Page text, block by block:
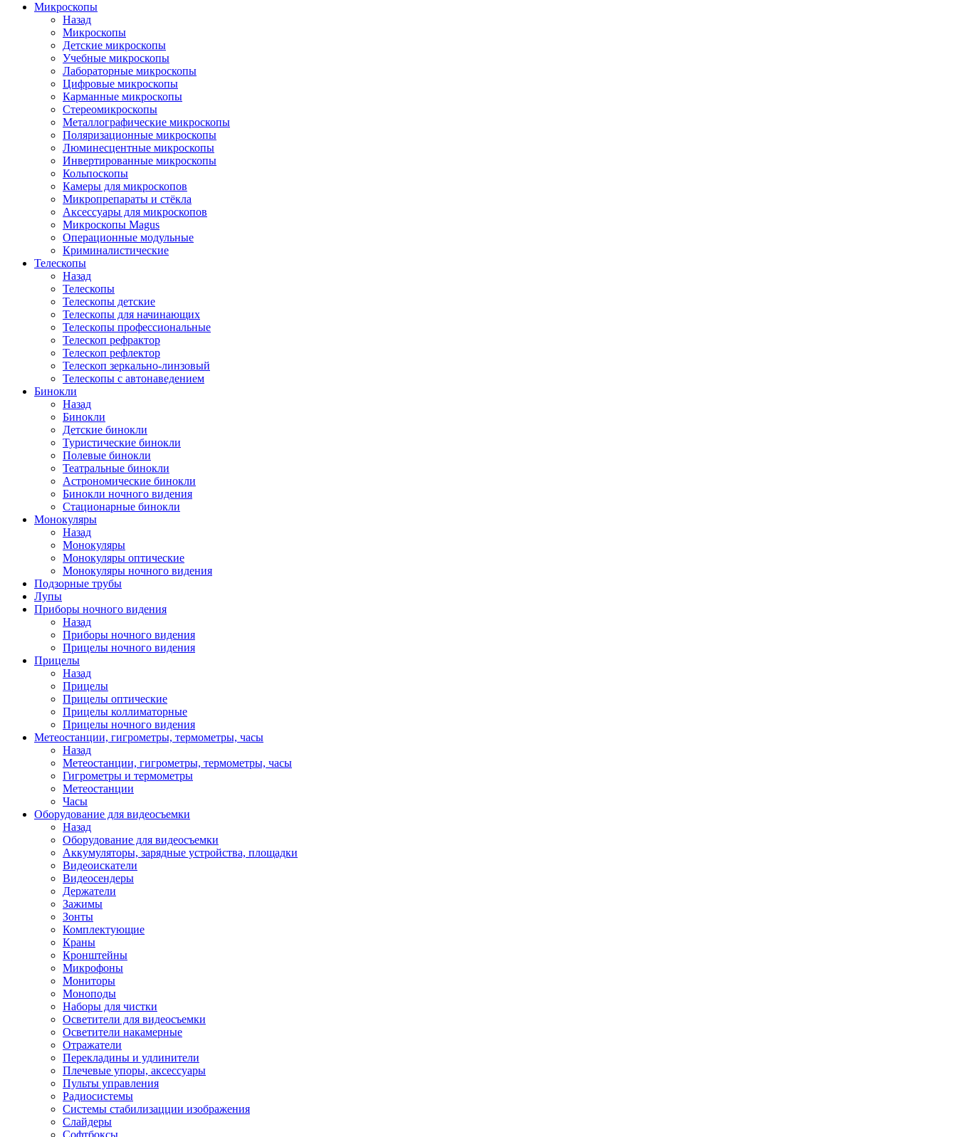
Микроскопы
Назад
Микроскопы
Детские микроскопы
Учебные микроскопы
Лабораторные микроскопы
Цифровые микроскопы
Карманные микроскопы
Стереомикроскопы
Металлографические микроскопы
Поляризационные микроскопы
Люминесцентные микроскопы
Инвертированные микроскопы
Кольпоскопы
Камеры для микроскопов
Микропрепараты и стёкла
Аксессуары для микроскопов
Микроскопы Magus
Операционные модульные
Криминалистические
Телескопы
Назад
Телескопы
Телескопы детские
Телескопы для начинающих
Телескопы профессиональные
Телескоп рефрактор
Телескоп рефлектор
Телескоп зеркально-линзовый
Телескопы с автонаведением
Бинокли
Назад
Бинокли
Детские бинокли
Туристические бинокли
Полевые бинокли
Театральные бинокли
Астрономические бинокли
Бинокли ночного видения
Стационарные бинокли
Монокуляры
Назад
Монокуляры
Монокуляры оптические
Монокуляры ночного видения
Подзорные трубы
Лупы
Приборы ночного видения
Назад
Приборы ночного видения
Прицелы ночного видения
Прицелы
Назад
Прицелы
Прицелы оптические
Прицелы коллиматорные
Прицелы ночного видения
Метеостанции, гигрометры, термометры, часы
Назад
Метеостанции, гигрометры, термометры, часы
Гигрометры и термометры
Метеостанции
Часы
Оборудование для видеосъемки
Назад
Оборудование для видеосъемки
Аккумуляторы, зарядные устройства, площадки
Видеоискатели
Видеосендеры
Держатели
Зажимы
Зонты
Комплектующие
Краны
Кронштейны
Микрофоны
Мониторы
Моноподы
Наборы для чистки
Осветители для видеосъемки
Осветители накамерные
Отражатели
Перекладины и удлинители
Плечевые упоры, аксессуары
Пульты управления
Радиосистемы
Системы стабилизацции изображения
Слайдеры
Софтбоксы